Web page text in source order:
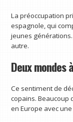
La préoccupation
espagnole, qui
jeunes
autre.
Deux
Ce sentiment de
copains. Beaucoup
en Europe avec